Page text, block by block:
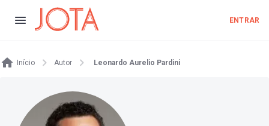
ENTRAR
Início Autor Leonardo Aurelio Pardini